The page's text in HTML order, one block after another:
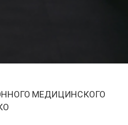
МЕДИЦИНСКОГО